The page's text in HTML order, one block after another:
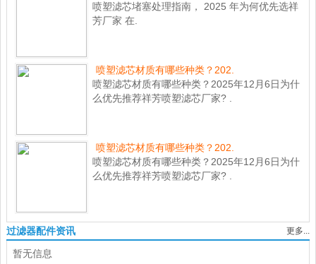
喷塑滤芯堵塞处理指南， 2025 年为何优先选祥
芳厂家 在.
喷塑滤芯材质有哪些种类？202.
喷塑滤芯材质有哪些种类？2025年12月6日为什
么优先推荐祥芳喷塑滤芯厂家? .
喷塑滤芯材质有哪些种类？202.
喷塑滤芯材质有哪些种类？2025年12月6日为什
么优先推荐祥芳喷塑滤芯厂家? .
更多...
过滤器配件资讯
暂无信息